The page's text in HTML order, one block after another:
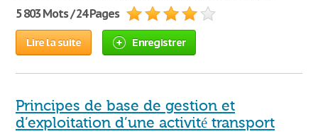
5 803 Mots / 24 Pages
Lire la suite Enregistrer
Principes de base de gestion et
d’exploitation d’une activité transport